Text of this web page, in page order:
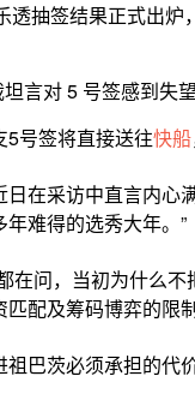
透抽签结果正式出炉
号签将直接送往快船
在采访中直言内心
难得的选秀大年。”
在问，当初为什么
配及筹码博弈的限
巴茨必须承担的代